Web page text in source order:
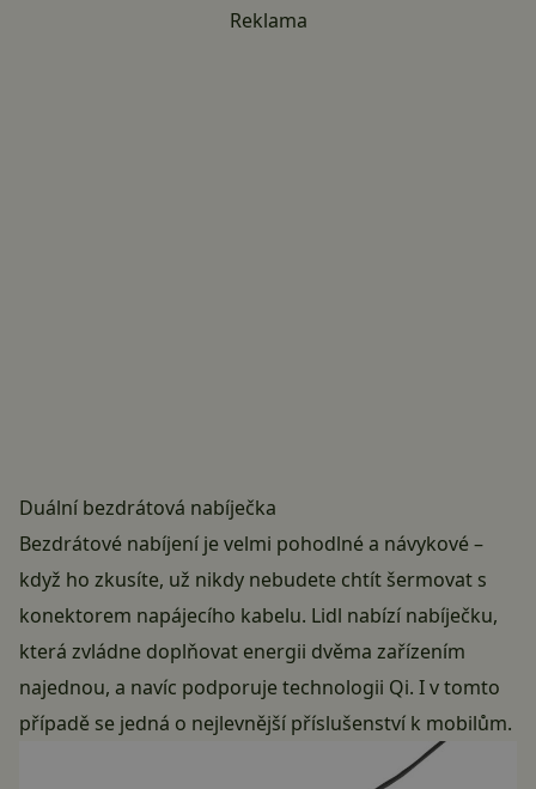
Reklama
Duální bezdrátová nabíječka
Bezdrátové nabíjení je velmi pohodlné a návykové –
když ho zkusíte, už nikdy nebudete chtít šermovat s
konektorem napájecího kabelu. Lidl nabízí nabíječku,
která zvládne doplňovat energii dvěma zařízením
najednou, a navíc podporuje technologii Qi. I v tomto
případě se jedná o nejlevnější příslušenství k mobilům.